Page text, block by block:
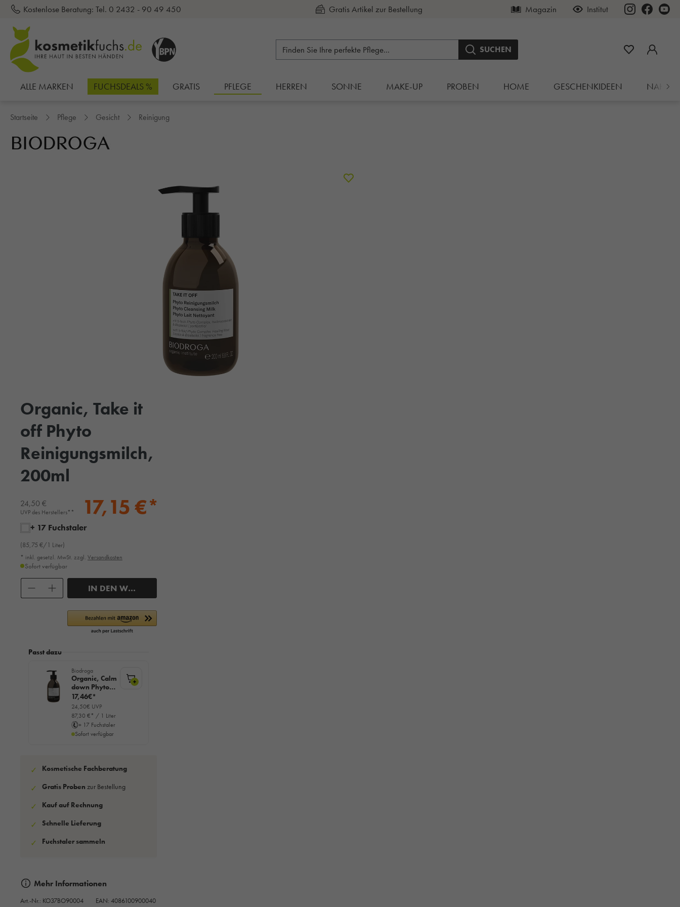
springen
Kostenlose Beratung: Tel. 0 2432 - 90 49 450 Kauf auf Rechnung Magazin Institut
SUCHEN
ALLE MARKEN FUCHSDEALS % GRATIS PFLEGE HERREN SONNE MAKE-UP PROBEN HOME GESCHENKIDEEN
Startseite Pflege Gesicht Reinigung
Organic, Take it
off Phyto
Reinigungsmilch,
200ml
24,50 €
UVP des Herstellers** 17,15 €*
+ 17 Fuchstaler
(85,75 €/1 Liter)
* inkl. gesetzl. MwSt. zzgl. Versandkosten
Sofort verfügbar
IN DEN WARENKORB
Passt dazu
Biodroga
Organic, Calm
down Phyto
Tonikum,
200ml
17,46€*
24,50€ UVP
87,30 €* / 1 Liter
+ 17 Fuchstaler
Sofort verfügbar
+
✓ Kosmetische Fachberatung
✓ Gratis Proben zur Bestellung
✓ Kauf auf Rechnung
✓ Schnelle Lieferung
✓ Fuchstaler sammeln
Mehr Informationen
Art.-Nr.: KO37BO90004 EAN: 4086100900040